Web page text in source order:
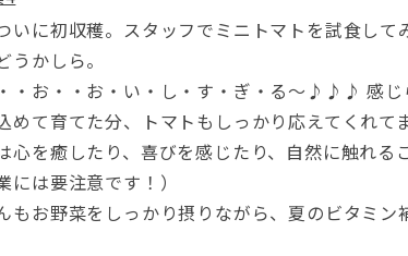
いに初収穫。スタッフでミニトマトを試食して
うかしら。
・お・・お・い・し・す・ぎ・る～♪♪♪ 感じ
めて育てた分、トマトもしっかり応えてくれてま
心を癒したり、喜びを感じたり、自然に触れ
には要注意です！）
もお野菜をしっかり摂りながら、夏のビタミン